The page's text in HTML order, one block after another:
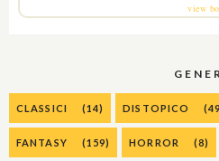
view
CLASSICI (14) DISTOPICO
FANTASY (159) HORROR (8)